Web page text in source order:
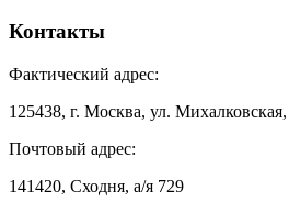
Контакты
Фактический адрес:
125438, г. Москва, ул.
Почтовый адрес:
141420, Сходня, а/я 729